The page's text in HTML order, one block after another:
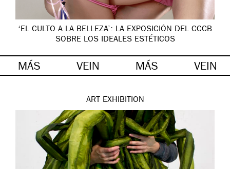
‘EL CULTO A LA BELLEZA’: LA EXPOSICIÓN DEL CCCB
SOBRE LOS IDEALES ESTÉTICOS
MÁS VEIN MÁS VEIN
ART EXHIBITION